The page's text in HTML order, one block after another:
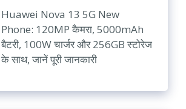
Huawei Nova 13 5G New
Phone: 120MP कैमरा, 5000mAh
बैटरी, 100W चार्जर और 256GB स्टोरेज
के साथ, जानें पूरी जानकारी